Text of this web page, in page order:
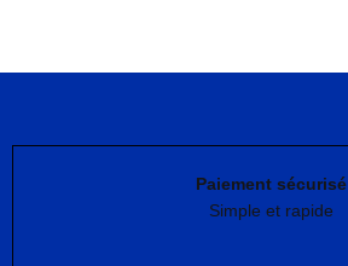
Paiement sécurisé
Simple et rapide